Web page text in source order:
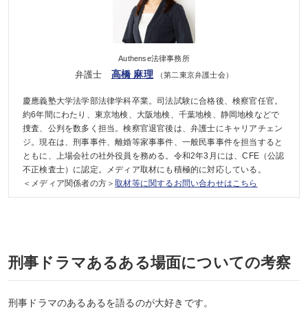
Authense法律事務所
弁護士 高橋 麻理 （第二東京弁護士会）
慶應義塾大学法学部法律学科卒業。司法試験に合格後、検察官任官。
約6年間にわたり、東京地検、大阪地検、千葉地検、静岡地検などで
捜査、公判を数多く担当。検察官退官後は、弁護士にキャリアチェン
ジ。現在は、刑事事件、離婚等家事事件、一般民事事件を担当すると
ともに、上場会社の社外役員を務める。令和2年3月には、CFE（公認
不正検査士）に認定。メディア取材にも積極的に対応している。
＜メディア関係者の方＞取材等に関するお問い合わせはこちら
刑事ドラマあるある場面についての考察
刑事ドラマのあるあるを語るのが大好きです。